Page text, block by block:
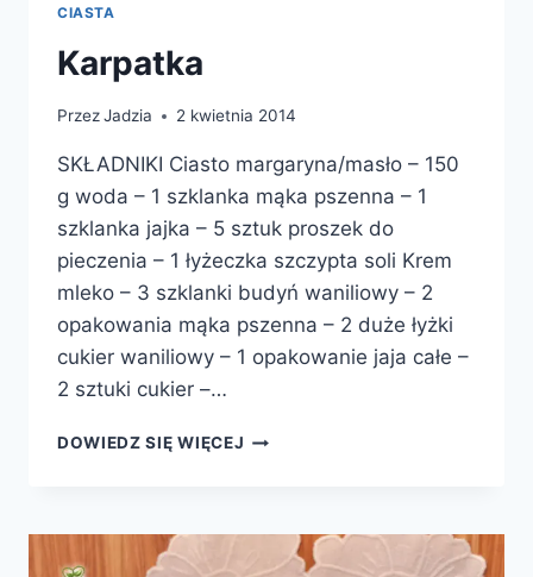
CIASTA
Karpatka
PrzezJadzia 2 kwietnia 2014
SKŁADNIKI Ciasto margaryna/masło – 150
g woda – 1 szklanka mąka pszenna – 1
szklanka jajka – 5 sztuk proszek do
pieczenia – 1 łyżeczka szczypta soli Krem
mleko – 3 szklanki budyń waniliowy – 2
opakowania mąka pszenna – 2 duże łyżki
cukier waniliowy – 1 opakowanie jaja całe –
2 sztuki cukier –…
DOWIEDZ SIĘ WIĘCEJ KARPATKA